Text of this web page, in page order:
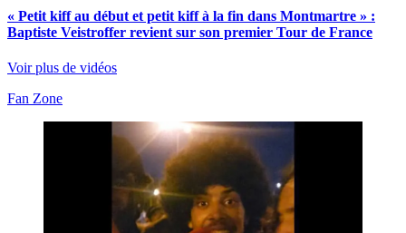
« Petit kiff au début et petit kiff à la fin dans Montmartre » :
Baptiste Veistroffer revient sur son premier Tour de France
Voir plus de vidéos
Fan Zone